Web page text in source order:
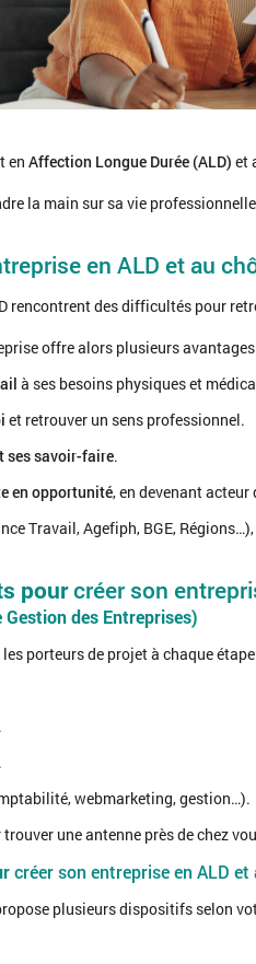
en Affection Longue Durée (ALD) et
la main sur sa vie
en ALD et au
rencontrent des difficultés pour
offre alors plusieurs
à ses besoins physiques et
et retrouver un sens professionnel.
ses savoir-faire.
en opportunité, en devenant acteur
Travail, Agefiph, BGE,
pourcréer son
Gestion des Entreprises)
porteurs de projet à chaque
webmarketing, gestion…).
trouver une antenne près de chez
créer son entreprise en ALD et
plusieurs dispositifs selon